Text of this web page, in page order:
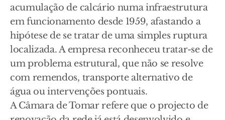
acumulação de calcário numa infraestrutura
em funcionamento desde 1959, afastando a
hipótese de se tratar de uma simples ruptura
localizada. A empresa reconheceu tratar-se de
um problema estrutural, que não se resolve
com remendos, transporte alternativo de
água ou intervenções pontuais.
A Câmara de Tomar refere que o projecto de